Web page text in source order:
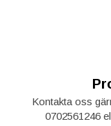
Kontakta oss
0702561246